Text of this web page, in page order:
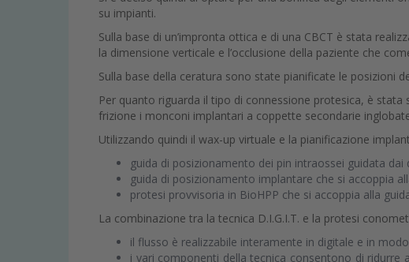
su impianti.
Sulla base di un’impronta ottica e di una CBCT è stata
la dimensione verticale e l’occlusione della paziente che
Sulla base della ceratura sono state pianificate le posizioni
Per quanto riguarda il tipo di connessione protesica, è
frizione i monconi implantari a coppette secondarie
Utilizzando quindi il wax-up virtuale e la pianificazione
guida di posizionamento dei pin intraossei guidata
guida di posizionamento implantare che si accoppia
protesi provvisoria in BioHPP che si accoppia alla
La combinazione tra la tecnica D.I.G.I.T. e la protesi
il flusso è realizzabile interamente in digitale e in
i vari componenti della tecnica consentono di